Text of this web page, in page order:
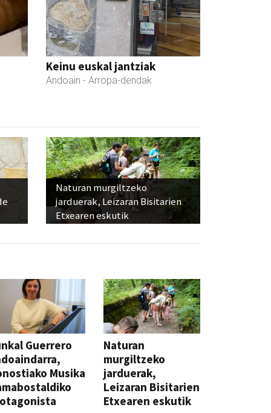
Keinu euskal jantziak
Andoain - Arropa-dendak
Naturan murgiltzeko
jarduerak, Leizaran Bisitarien
Etxearen eskutik
Guerrero
Musika
Naturan
murgiltzeko
jarduerak,
Leizaran Bisitarien
Etxearen eskutik